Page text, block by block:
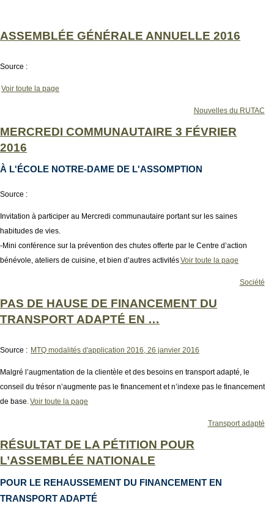
ASSEMBLÉE GÉNÉRALE ANNUELLE 2016
Source :
Voir toute la page
Nouvelles du RUTAC
MERCREDI COMMUNAUTAIRE 3 FÉVRIER
2016
À L'ÉCOLE NOTRE-DAME DE L'ASSOMPTION
Source :
Invitation à participer au Mercredi communautaire portant sur les saines
habitudes de vies.
-Mini conférence sur la prévention des chutes offerte par le Centre d’action
bénévole, ateliers de cuisine, et bien d’autres activitésVoir toute la page
Société
PAS DE HAUSE DE FINANCEMENT DU
TRANSPORT ADAPTÉ EN …
Source : MTQ modalités d'application 2016, 26 janvier 2016
Malgré l’augmentation de la clientèle et des besoins en transport adapté, le
conseil du trésor n’augmente pas le financement et n’indexe pas le financement
de base.Voir toute la page
Transport adapté
RÉSULTAT DE LA PÉTITION POUR
L’ASSEMBLÉE NATIONALE
POUR LE REHAUSSEMENT DU FINANCEMENT EN
TRANSPORT ADAPTÉ